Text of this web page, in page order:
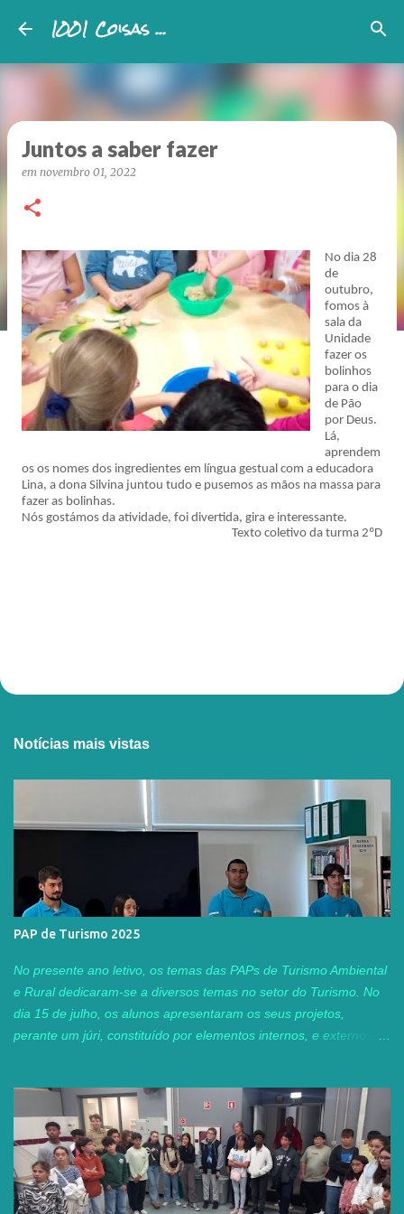
Avançar para o conteúdo principal
1001 Coisas ...
Juntos a saber fazer
em novembro 01, 2022
No dia 28
de
outubro,
fomos à
sala da
Unidade
fazer os
bolinhos
para o dia
de Pão
por Deus.
Lá,
aprendem
os os nomes dos ingredientes em língua gestual com a educadora
Lina, a dona Silvina juntou tudo e pusemos as mãos na massa para
fazer as bolinhas.
Nós gostámos da atividade, foi divertida, gira e interessante.
Texto coletivo da turma 2ºD
Notícias mais vistas
PAP de Turismo 2025
No presente ano letivo, os temas das PAPs de Turismo Ambiental
e Rural dedicaram-se a diversos temas no setor do Turismo. No
dia 15 de julho, os alunos apresentaram os seus projetos,
perante um júri, constituído por elementos internos, e externos ao
Superior de Turismo e Tecnologias do Mar, do IPL, Peniche, e
com duas ex-alunas do nosso curso profissional TAR, Sofia
Carvalho e Patrícia Baptista , que neste momento, já concluíram
as suas licenciaturas na área. A Sofia está neste momento a
trabalhar na agência de viagens "Guia Viagens", e a Patrícia
encontra-se neste momento a concluir a sua tese de mestrado. É